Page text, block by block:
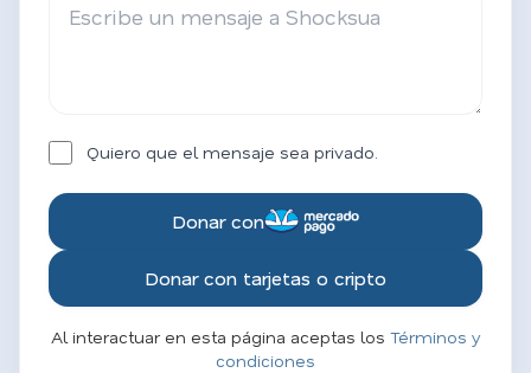
Quiero que el mensaje sea privado.
Donar con
Donar con tarjetas o cripto
Al interactuar en esta página aceptas los Términos y
condiciones